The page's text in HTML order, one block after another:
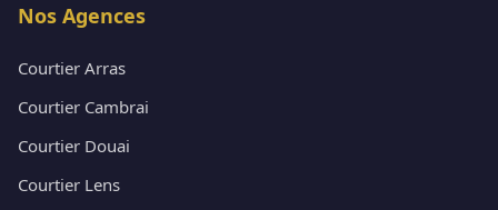
Nos Agences
Courtier Arras
Courtier Cambrai
Courtier Douai
Courtier Lens